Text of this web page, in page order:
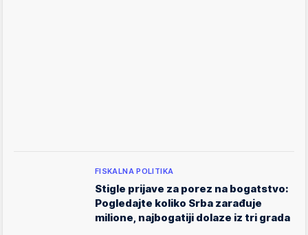
FISKALNA POLITIKA
Stigle prijave za porez na bogatstvo:
Pogledajte koliko Srba zarađuje
milione, najbogatiji dolaze iz tri grada